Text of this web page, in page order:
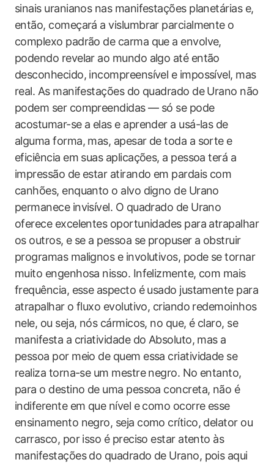
sinais uranianos nas manifestações planetárias e,
então, começará a vislumbrar parcialmente o
complexo padrão de carma que a envolve,
podendo revelar ao mundo algo até então
desconhecido, incompreensível e impossível, mas
real. As manifestações do quadrado de Urano não
podem ser compreendidas — só se pode
acostumar-se a elas e aprender a usá-las de
alguma forma, mas, apesar de toda a sorte e
eficiência em suas aplicações, a pessoa terá a
impressão de estar atirando em pardais com
canhões, enquanto o alvo digno de Urano
permanece invisível. O quadrado de Urano
oferece excelentes oportunidades para atrapalhar
os outros, e se a pessoa se propuser a obstruir
programas malignos e involutivos, pode se tornar
muito engenhosa nisso. Infelizmente, com mais
frequência, esse aspecto é usado justamente para
atrapalhar o fluxo evolutivo, criando redemoinhos
nele, ou seja, nós cármicos, no que, é claro, se
manifesta a criatividade do Absoluto, mas a
pessoa por meio de quem essa criatividade se
realiza torna-se um mestre negro. No entanto,
para o destino de uma pessoa concreta, não é
indiferente em que nível e como ocorre esse
ensinamento negro, seja como crítico, delator ou
carrasco, por isso é preciso estar atento às
manifestações do quadrado de Urano, pois aqui